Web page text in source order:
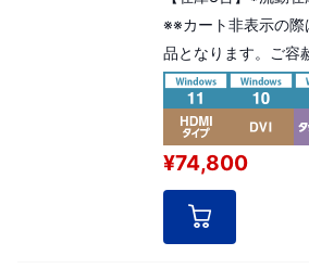
※※カート非表示の際
品となります。ご容
7インチ「パネルマ
チパネル仕様。 高寿
た産業用組み込みモ
800×480pixel（
[ パネル番号：15606
¥74,800